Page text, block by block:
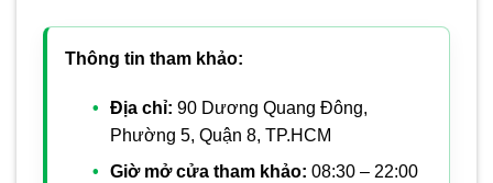
Thông tin tham khảo:
Địa chỉ: 90 Dương Quang Đông,
Phường 5, Quận 8, TP.HCM
Giờ mở cửa tham khảo: 08:30 – 22:00